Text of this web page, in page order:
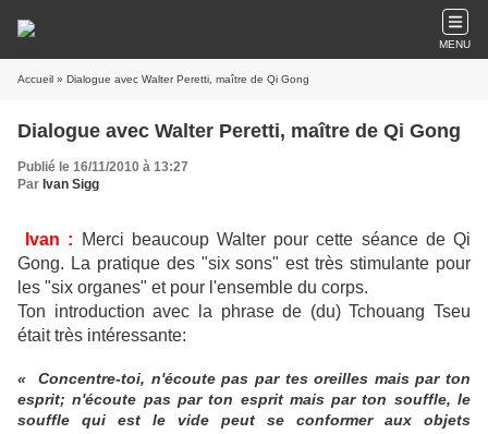
MENU
Accueil » Dialogue avec Walter Peretti, maître de Qi Gong
Dialogue avec Walter Peretti, maître de Qi Gong
Publié le 16/11/2010 à 13:27
Par Ivan Sigg
Ivan : Merci beaucoup Walter pour cette séance de Qi
Gong. La pratique des "six sons" est très stimulante pour
les "six organes" et pour l'ensemble du corps.
Ton introduction avec la phrase de (du) Tchouang Tseu
était très intéressante:
« Concentre-toi, n'écoute pas par tes oreilles mais par ton
esprit; n'écoute pas par ton esprit mais par ton souffle, le
souffle qui est le vide peut se conformer aux objets